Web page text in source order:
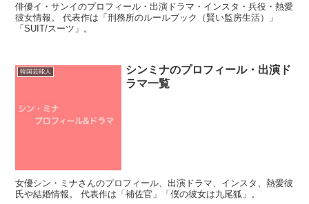
俳優イ・サンイのプロフィール・出演ドラマ・インスタ・兵役・熱愛
彼女情報。 代表作は「刑務所のルールブック（賢い監房生活）」
「SUIT/スーツ」。
韓国芸能人
シンミナのプロフィール・出演ド
ラマ一覧
女優シン・ミナさんのプロフィール、出演ドラマ、インスタ、熱愛彼
氏や結婚情報。 代表作は「補佐官」「僕の彼女は九尾狐」。